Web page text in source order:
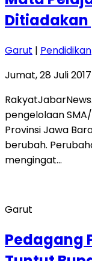
Ditiadakan
Garut | Pendidikan
Jumat, 28 Juli
pengelolaan
Provinsi Jawa
berubah.
mengingat…
Garut
Pedagang